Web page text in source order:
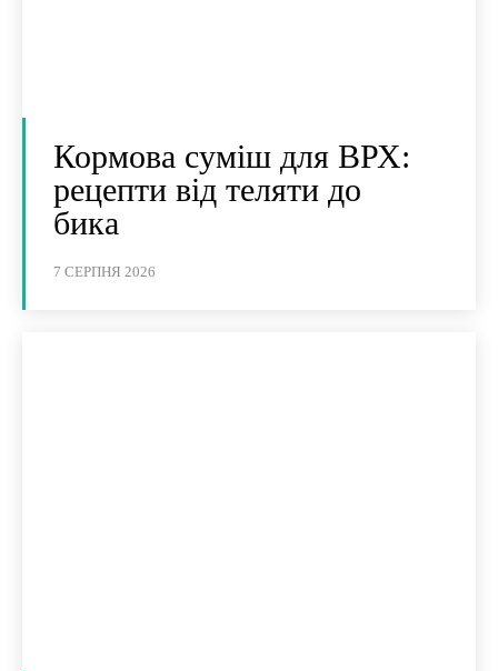
Кормова суміш для ВРХ:
рецепти від теляти до
бика
7 СЕРПНЯ 2026